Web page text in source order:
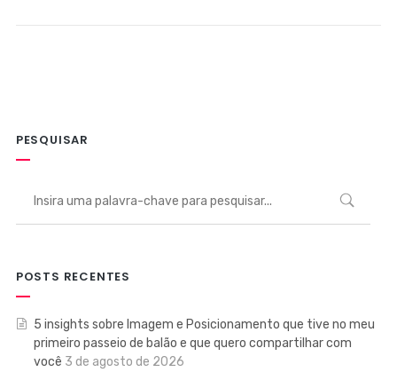
PESQUISAR
POSTS RECENTES
5 insights sobre Imagem e Posicionamento que tive no meu
primeiro passeio de balão e que quero compartilhar com
você 3 de agosto de 2026